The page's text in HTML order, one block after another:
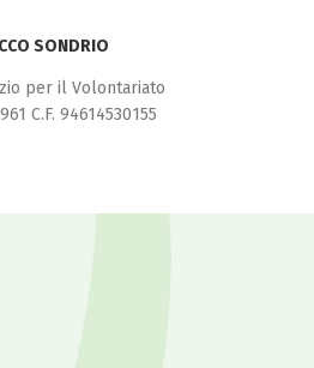
SONDRIO
per il Volontariato
C.F. 94614530155